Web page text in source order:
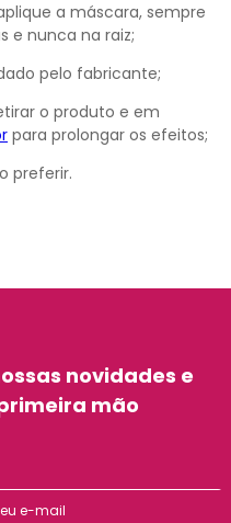
a máscara, sempre
e nunca na raiz;
pelo fabricante;
o produto e em
para prolongar os efeitos;
preferir.
novidades e
mão
e-mail